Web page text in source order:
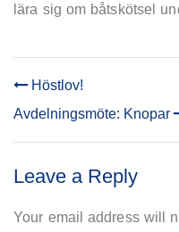
lära sig om båtskötsel
POST
NAVIGATION
Höstlov!
Avdelningsmöte: Knopar
Leave a Reply
Your email address will